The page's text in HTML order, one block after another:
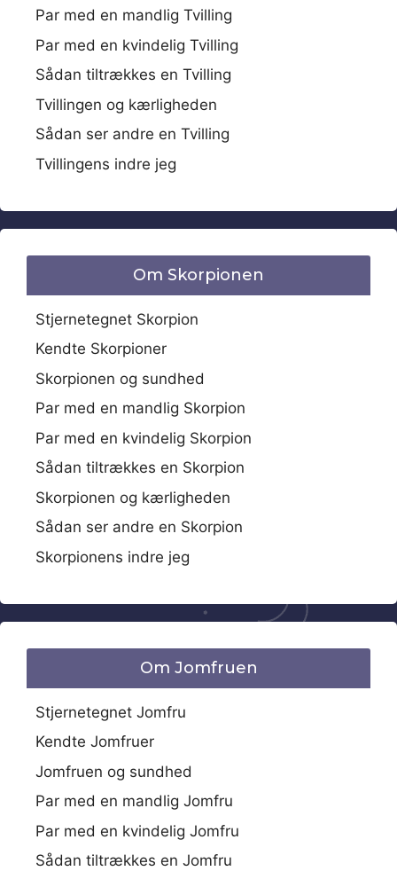
Par med en mandlig Tvilling
Par med en kvindelig Tvilling
Sådan tiltrækkes en Tvilling
Tvillingen og kærligheden
Sådan ser andre en Tvilling
Tvillingens indre jeg
Om Skorpionen
Stjernetegnet Skorpion
Kendte Skorpioner
Skorpionen og sundhed
Par med en mandlig Skorpion
Par med en kvindelig Skorpion
Sådan tiltrækkes en Skorpion
Skorpionen og kærligheden
Sådan ser andre en Skorpion
Skorpionens indre jeg
Om Jomfruen
Stjernetegnet Jomfru
Kendte Jomfruer
Jomfruen og sundhed
Par med en mandlig Jomfru
Par med en kvindelig Jomfru
Sådan tiltrækkes en Jomfru